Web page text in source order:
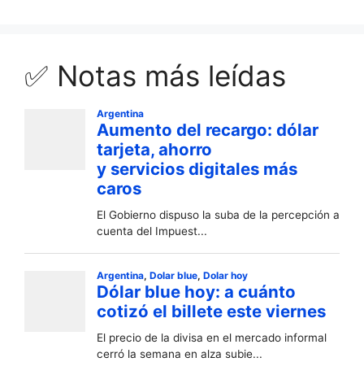
✅ Notas más leídas